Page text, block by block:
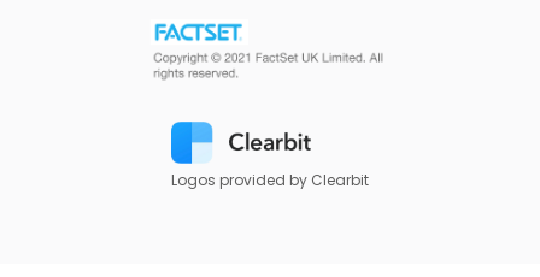
Logos provided by Clearbit